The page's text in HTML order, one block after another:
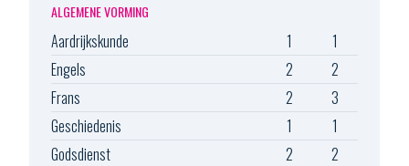
ALGEMENE VORMING
Aardrijkskunde 1
1
Engels
2
2
Frans
2
3
Geschiedenis
1
1
Godsdienst
2
2